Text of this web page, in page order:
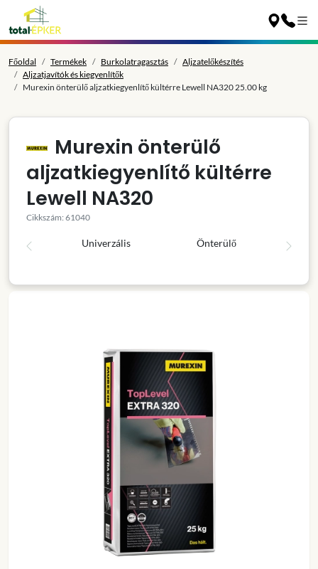
Főoldal Termékek Burkolatragasztás
Aljzatelőkészítés
Aljzatjavítók és kiegyenlítők
Murexin önterülő aljzatkiegyenlítő kültérre Lewell NA320 25.00 kg
Murexin önterülő
aljzatkiegyenlítő kültérre
Lewell NA320
Cikkszám: 61040
Univerzális Önterülő